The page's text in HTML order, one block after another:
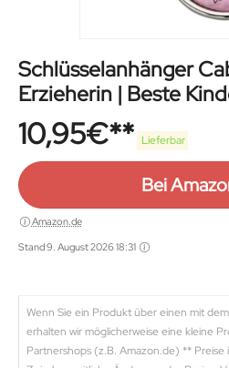
Schlüsselanhänger
Erzieherin | Beste
10,95€ Lieferbar
Bei
Amazon.de
Stand 9. August 2026 18:31
Wenn Sie ein Produkt über einen mit
erhalten wir möglicherweise eine kleine
Partnershops (z.B. Amazon.de) ** Preise